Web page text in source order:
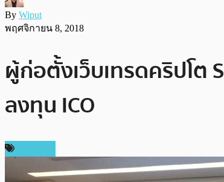
By Wiput
พฤศจิกายน 8, 2018
ผู้ก่อตั้งเว็บเทรดคริปโต
ลงทุน ICO